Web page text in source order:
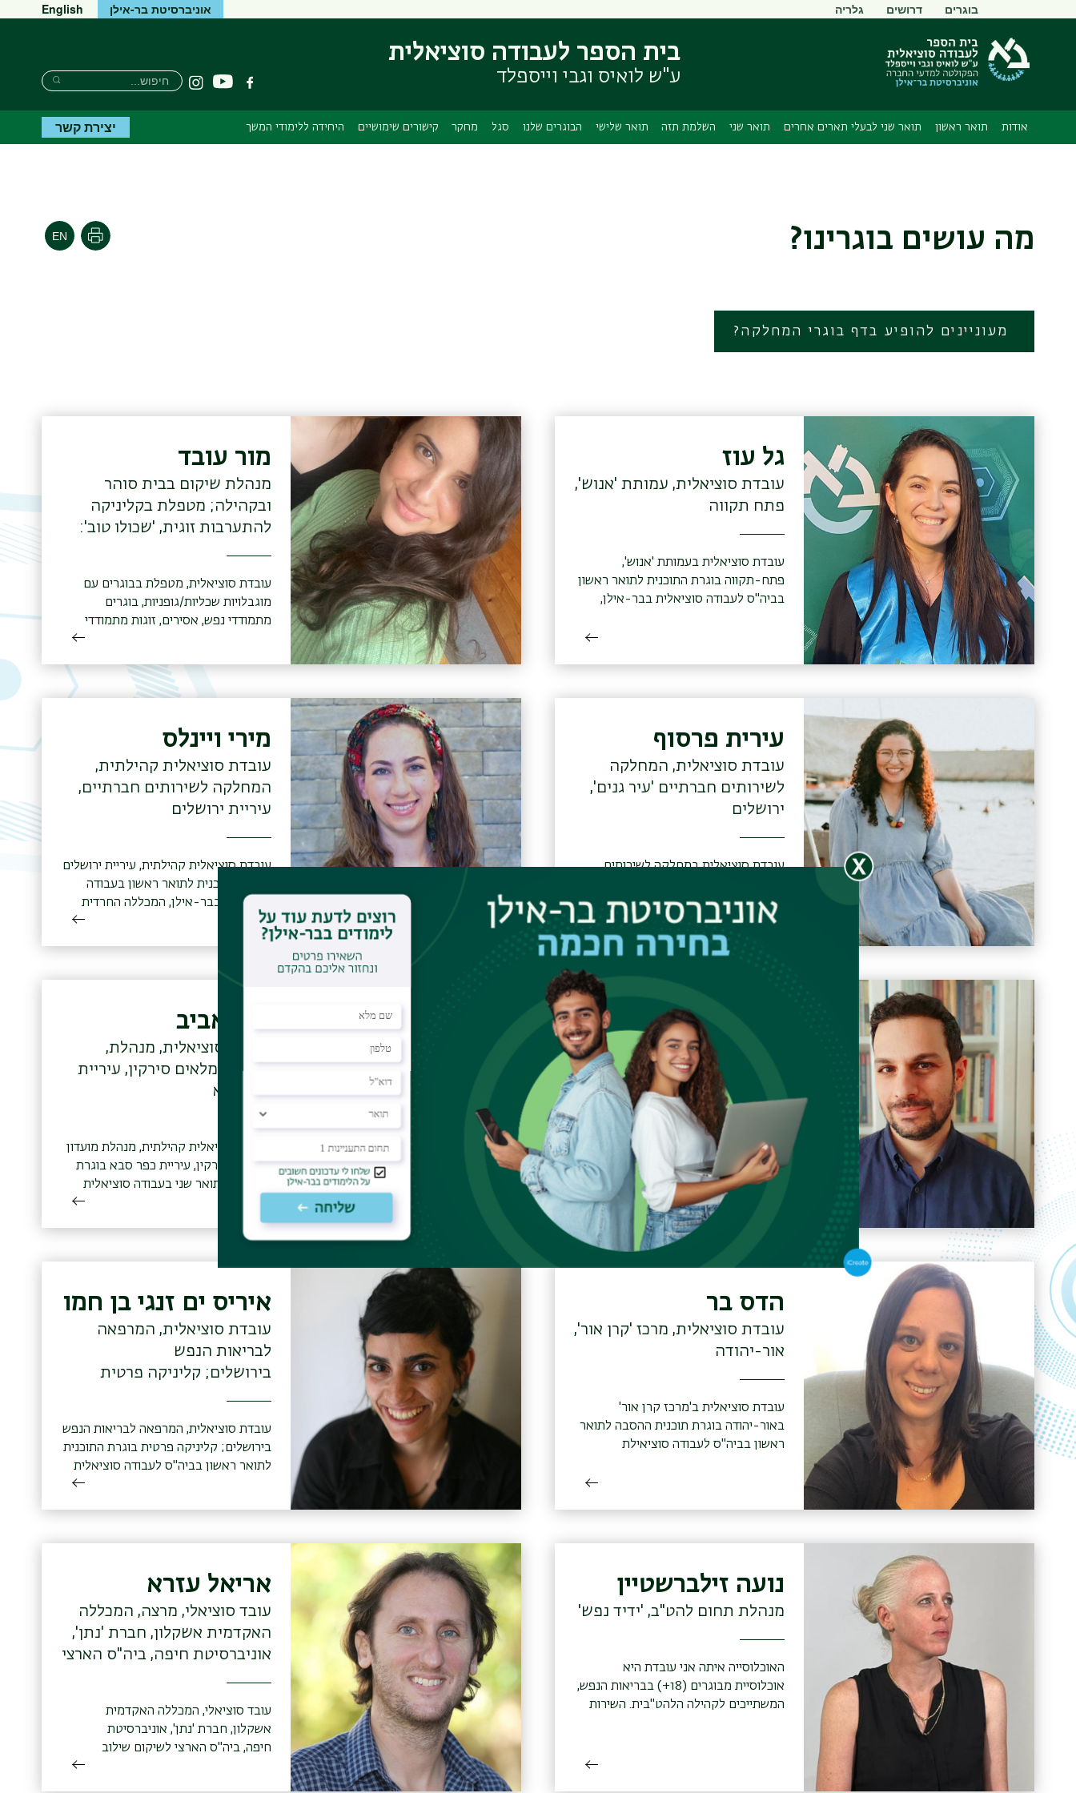
העיקרי
ניווט
ראשי
תפריט
משני
בוגרים דרושים גלריה אוניברסיטת בר-אילן English
בית הספר לעבודה סוציאלית
ע"ש לואיס וגבי וייספלד פייסבוקיוטיוב Instagram
חיפוש
Search
Search
אודות תואר ראשון תואר שני לבעלי תארים אחרים תואר שני השלמת תזה תואר שלישי הבוגרים שלנו סגל מחקר קישורים שימושיים היחידה ללימודי המשך יצירת קשר
מה עושים בוגרינו? הדפסה
מעוניינים להופיע בדף בוגרי המחלקה?
גל עוז
עובדת סוציאלית, עמותת 'אנוש',
פתח תקווה
עובדת סוציאלית בעמותת 'אנוש',
פתח-תקווה בוגרת התוכנית לתואר ראשון
בביה"ס לעבודה סוציאלית בבר-אילן,
מור עובד
מנהלת שיקום בבית סוהר
ובקהילה; מטפלת בקליניקה
להתערבות זוגית, 'שכולו טוב':
הקליניקה להתערבות זוגית,
אוניברסיטת בר-אילן
עובדת סוציאלית, מטפלת בבוגרים עם
מוגבלויות שכליות/גופניות, בוגרים
מתמודדי נפש, אסירים, זוגות מתמודדי
עירית פרסוף
עובדת סוציאלית, המחלקה
לשירותים חברתיים 'עיר גנים',
ירושלים
עובדת סוציאלית במחלקה לשירותים
התוכנית לתואר ראשון בביה"ס לעבודה
סוציאלית בבר-אילן, מגמה פרטנית
מירי ויינלס
עובדת סוציאלית קהילתית,
המחלקה לשירותים חברתיים,
עיריית ירושלים
עובדת סוציאלית קהילתית, עיריית ירושלים
בוגרת התוכנית לתואר ראשון בעבודה
סוציאלית בבר-אילן, המכללה החרדית
בירושלים (2018)
אופיר בן-יעקב
מרצה במחלקה לעבודה
סוציאלית; קליניקה פרטית,
המרכז האקדמי רופין
משלב בין עולם האקדמיה, כמרצה
במחלקה לעבודה סוציאלית במרכז
האקדמי רופין, לבין עולם הטיפול
בקליניקה פרטית המתמחה בילדים,
מתבגרים ומבוגרים.
ספי אביב
עובדת סוציאלית, מנהלת,
מועדון גמלאים סירקין, עיריית
כפר סבא
עובדת סוציאלית קהילתית, מנהלת מועדון
גמלאים סירקין, עיריית כפר סבא בוגרת
התוכנית לתואר שני בעבודה סוציאלית
בבר-אילן, מגמת פיתוח קהילתי וארגוני
(2021)
הדס בר
עובדת סוציאלית, מרכז 'קרן אור',
אור-יהודה
עובדת סוציאלית ב'מרכז קרן אור'
באור-יהודה בוגרת תוכנית ההסבה לתואר
ראשון בביה"ס לעבודה סוציאילת
איריס ים זנגי בן חמו
עובדת סוציאלית, המרפאה
לבריאות הנפש
בירושלים; קליניקה פרטית
עובדת סוציאלית, המרפאה לבריאות הנפש
בירושלים; קליניקה פרטית בוגרת התוכנית
לתואר ראשון בביה"ס לעבודה סוציאלית
נועה זילברשטיין
מנהלת תחום להט"ב, 'ידיד נפש'
האוכלוסייה איתה אני עובדת היא
אוכלוסיית מבוגרים (18+) בבריאות הנפש,
המשתייכים לקהילה הלהט"בית. השירות
אריאל עזרא
עובד סוציאלי, מרצה, המכללה
האקדמית אשקלון, חברת 'נתן',
אוניברסיטת חיפה, ביה"ס הארצי
עובד סוציאלי, המכללה האקדמית
אשקלון, חברת 'נתן', אוניברסיטת
חיפה, ביה"ס הארצי לשיקום שילוב
והחלמה בבריאות הנפש הקריה האקדמית